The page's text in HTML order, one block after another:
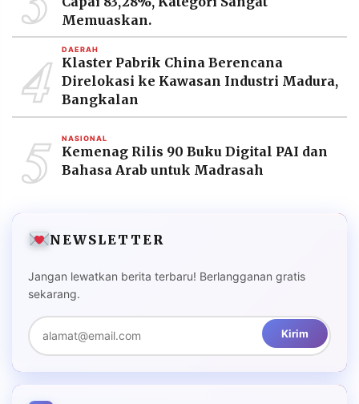
Memuaskan.
4 DAERAH
Klaster Pabrik China Berencana
Direlokasi ke Kawasan Industri Madura,
Bangkalan
5 NASIONAL
Kemenag Rilis 90 Buku Digital PAI dan
Bahasa Arab untuk Madrasah
NEWSLETTER
Jangan lewatkan berita terbaru! Berlangganan gratis
sekarang.
Kirim